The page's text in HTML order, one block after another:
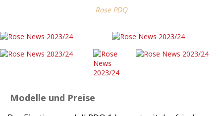
Rose PDQ
Modelle und Preise